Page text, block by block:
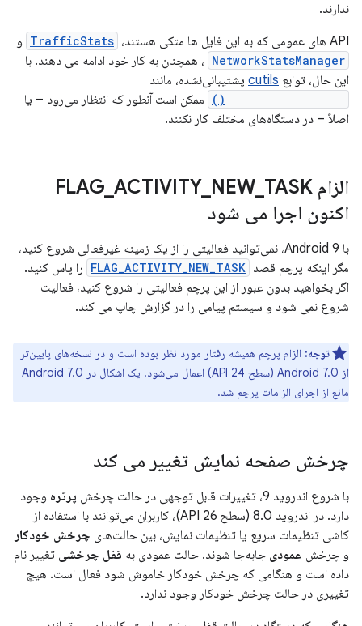
ندارند.
API های عمومی که به این فایل ها متکی هستند،
TrafficStats و
NetworkStatsManager ، همچنان به کار خود ادامه می دهند. با
این حال، توابع cutils پشتیبانی‌نشده، مانند
ممکن است آنطور که انتظار می‌رود – یا
اصلاً – در دستگاه‌های مختلف کار نکنند.
الزام FLAG ACTIVITY_ NEW_ TASK
اکنون اجرا می شود
با Android 9، نمی‌توانید فعالیتی را از یک زمینه غیرفعالی شروع کنید،
مگر اینکه پرچم قصد FLAG_ACTIVITY_NEW_TASK را پاس کنید.
اگر بخواهید بدون عبور از این پرچم فعالیتی را شروع کنید، فعالیت
شروع نمی شود و سیستم پیامی را در گزارش چاپ می کند.
توجه: الزام پرچم همیشه رفتار مورد نظر بوده است و در نسخه‌های پایین‌تر
از Android 7.0 (سطح API 24) اعمال می‌شود. یک اشکال در Android 7.0
مانع از اجرای الزامات پرچم شد.
چرخش صفحه نمایش تغییر می کند
با شروع اندروید 9، تغییرات قابل توجهی در حالت چرخش پرتره وجود
دارد. در اندروید 8.0 (سطح API 26)، کاربران می‌توانند با استفاده از
کاشی تنظیمات سریع یا تنظیمات نمایش، بین حالت‌های چرخش خودکار
و چرخش عمودی جابه‌جا شوند. حالت عمودی به قفل چرخشی تغییر نام
داده است و هنگامی که چرخش خودکار خاموش شود فعال است. هیچ
تغییری در حالت چرخش خودکار وجود ندارد.